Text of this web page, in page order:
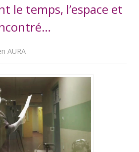
le temps, l’espace et
AURA